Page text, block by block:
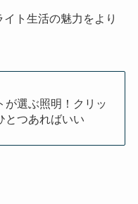
ト生活の魅力をより
が選ぶ照明！クリッ
とつあればいい